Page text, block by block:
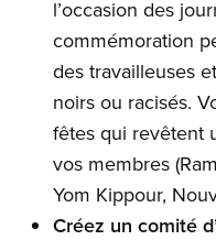
l’occasion des
commémoration
des travailleuses
noirs ou racisés.
fêtes qui revêtent
vos membres
Yom Kippour,
Créez un comité